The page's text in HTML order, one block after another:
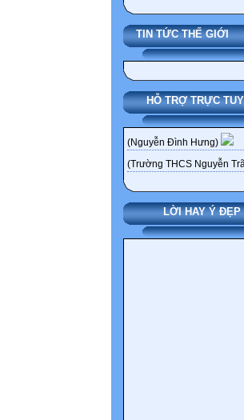
TIN TỨC THẾ
HỖ TRỢ TRỰC
(Nguyễn Đình Hưng)
(Trường THCS Nguyễn
LỜI HAY Ý ĐẸP